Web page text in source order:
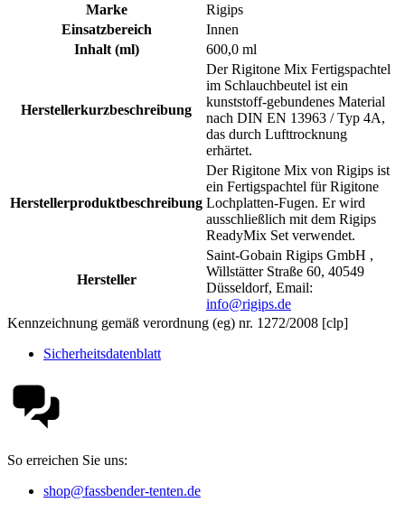
Marke
Rigips
Einsatzbereich
Innen
Inhalt (ml)
600,0 ml
Herstellerkurzbeschreibung
Der Rigitone Mix Fertigspachtel
im Schlauchbeutel ist ein
kunststoff-gebundenes Material
nach DIN EN 13963 / Typ 4A,
das durch Lufttrocknung
erhärtet.
Herstellerproduktbeschreibung
Der Rigitone Mix von Rigips ist
ein Fertigspachtel für Rigitone
Lochplatten-Fugen. Er wird
ausschließlich mit dem Rigips
ReadyMix Set verwendet.
Hersteller
Saint-Gobain Rigips GmbH ,
Willstätter Straße 60, 40549
Düsseldorf, Email:
info@rigips.de
Kennzeichnung gemäß verordnung (eg) nr. 1272/2008 [clp]
Sicherheitsdatenblatt
So erreichen Sie uns:
shop@fassbender-tenten.de